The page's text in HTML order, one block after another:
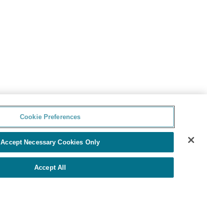
Cookie Preferences
Accept Necessary Cookies Only
Accept All